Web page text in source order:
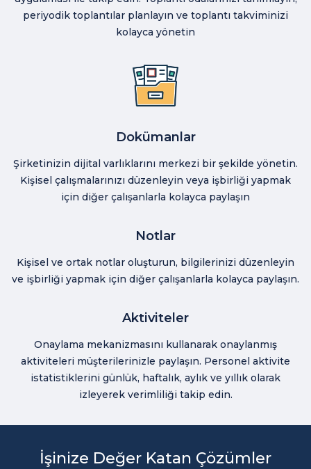
periyodik toplantılar planlayın ve toplantı takviminizi
kolayca yönetin
Dokümanlar
Şirketinizin dijital varlıklarını merkezi bir şekilde yönetin.
Kişisel çalışmalarınızı düzenleyin veya işbirliği yapmak
için diğer çalışanlarla kolayca paylaşın
Notlar
Kişisel ve ortak notlar oluşturun, bilgilerinizi düzenleyin
ve işbirliği yapmak için diğer çalışanlarla kolayca paylaşın.
Aktiviteler
Onaylama mekanizmasını kullanarak onaylanmış
aktiviteleri müşterilerinizle paylaşın. Personel aktivite
istatistiklerini günlük, haftalık, aylık ve yıllık olarak
izleyerek verimliliği takip edin.
İşinize Değer Katan Çözümler